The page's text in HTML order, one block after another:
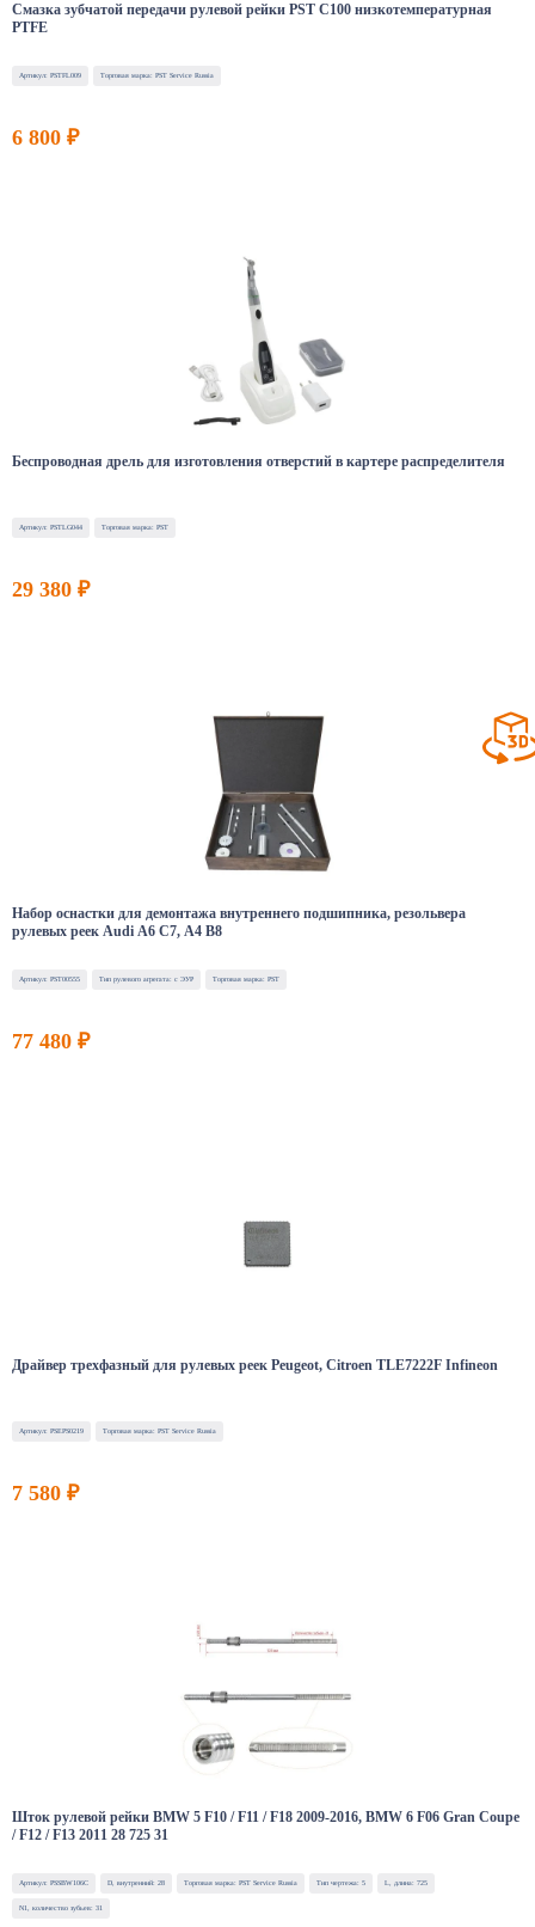
Смазка зубчатой передачи рулевой рейки PST C100 низкотемпературная
PTFE
Артикул: PSTFL009 Торговая марка: PST Service Russia
6 800 ₽
Беспроводная дрель для изготовления отверстий в картере распределителя
Артикул: PSTLG044 Торговая марка: PST
29 380 ₽
Набор оснастки для демонтажа внутреннего подшипника, резольвера
рулевых реек Audi A6 C7, A4 B8
Артикул: PST00555 Тип рулевого агрегата: с ЭУР Торговая марка: PST
77 480 ₽
Драйвер трехфазный для рулевых реек Peugeot, Citroen TLE7222F Infineon
Артикул: PSEPS0219 Торговая марка: PST Service Russia
7 580 ₽
Шток рулевой рейки BMW 5 F10 / F11 / F18 2009-2016, BMW 6 F06 Gran Coupe
/ F12 / F13 2011 28 725 31
Артикул: PSSBW106C D, внутренний: 28 Торговая марка: PST Service Russia Тип чертежа: 5 L, длина: 725
N1, количество зубьев: 31